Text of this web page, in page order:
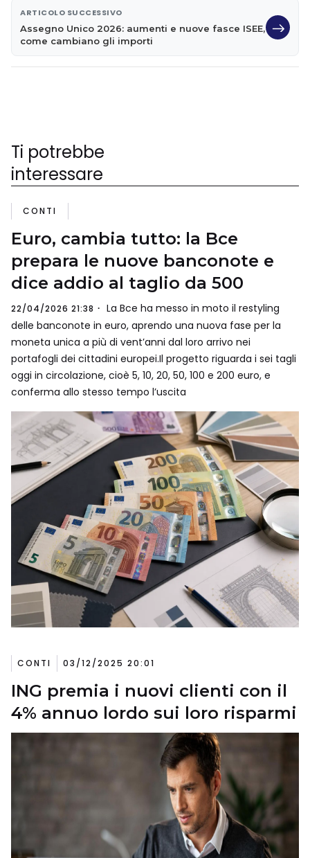
ARTICOLO SUCCESSIVO
Assegno Unico 2026: aumenti e nuove fasce ISEE,
come cambiano gli importi
Ti potrebbe
interessare
CONTI
Euro, cambia tutto: la Bce
prepara le nuove banconote e
dice addio al taglio da 500
22/04/2026 21:38
La Bce ha messo in moto il restyling
delle banconote in euro, aprendo una nuova fase per la
moneta unica a più di vent’anni dal loro arrivo nei
portafogli dei cittadini europei.Il progetto riguarda i sei tagli
oggi in circolazione, cioè 5, 10, 20, 50, 100 e 200 euro, e
conferma allo stesso tempo l’uscita
CONTI 03/12/2025 20:01
ING premia i nuovi clienti con il
4% annuo lordo sui loro risparmi